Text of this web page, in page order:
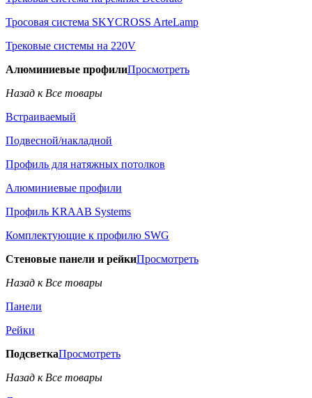
Тросовая система SKYCROSS ArteLamp
Трековые системы на 220V
Алюминиевые профилиПросмотреть
Назад к Все товары
Встраиваемый
Подвесной/накладной
Профиль для натяжных потолков
Алюминиевые профили
Профиль KRAAB Systems
Комплектующие к профилю SWG
Стеновые панели и рейкиПросмотреть
Назад к Все товары
Панели
Рейки
ПодсветкаПросмотреть
Назад к Все товары